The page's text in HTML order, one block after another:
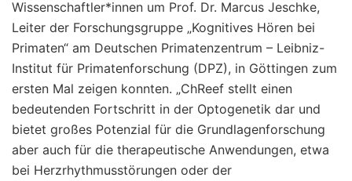
Wissenschaftler*innen um Prof. Dr. Marcus Jeschke,
Leiter der Forschungsgruppe „Kognitives Hören bei
Primaten“ am Deutschen Primatenzentrum – Leibniz-
Institut für Primatenforschung (DPZ), in Göttingen zum
ersten Mal zeigen konnten. „ChReef stellt einen
bedeutenden Fortschritt in der Optogenetik dar und
bietet großes Potenzial für die Grundlagenforschung
aber auch für die therapeutische Anwendungen, etwa
bei Herzrhythmusstörungen oder der